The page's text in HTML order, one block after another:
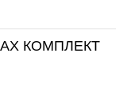
КОМПЛЕКТ